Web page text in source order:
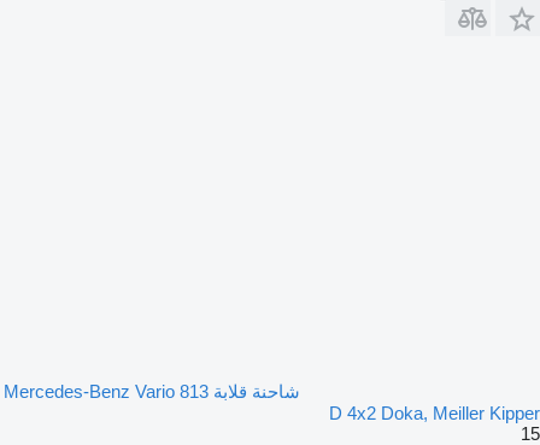
شاحنة قلابة Mercedes-Benz Vario 813
D 4x2 Doka, Meiller Kipper
15